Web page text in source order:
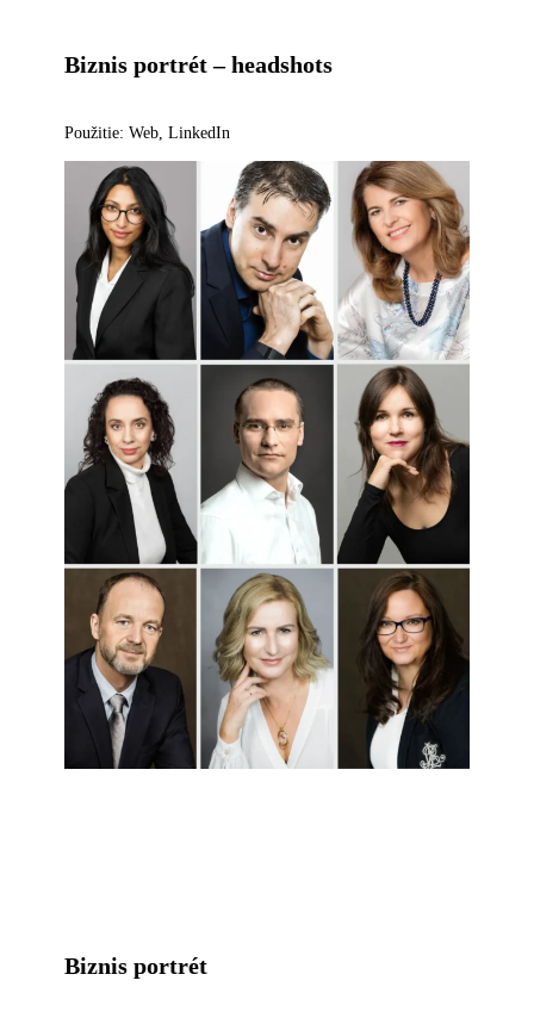
Biznis portrét – headshots
Použitie: Web, LinkedIn
Biznis portrét